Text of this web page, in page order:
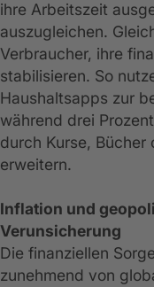
ihre Arbeitszeit
auszugleichen.
Verbraucher, ihre
stabilisieren. So
Haushaltsapps zur
während drei
durch Kurse,
erweitern.
Inflation und
Verunsicherung
Die finanziellen
zunehmend von